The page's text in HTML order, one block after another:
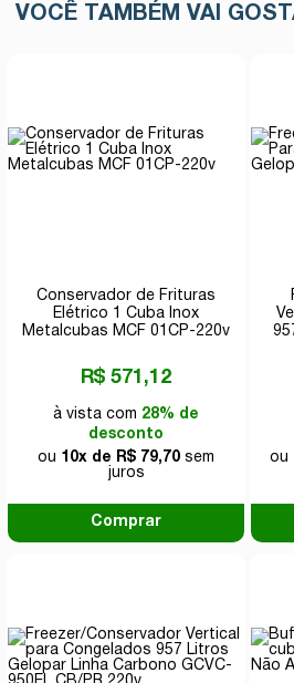
VOCÊ TAMBÉM VAI
Conservador de Frituras
Elétrico 1 Cuba Inox
Metalcubas MCF 01CP-220v
R$ 571,12
à vista com 28% de
desconto
ou 10x de R$ 79,70 sem
juros
Comprar
ou